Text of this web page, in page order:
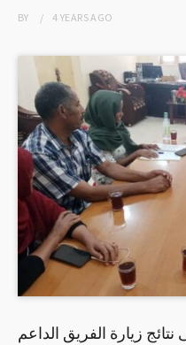
BY 4 YEARSAGO
زيارة الفريق الداعم